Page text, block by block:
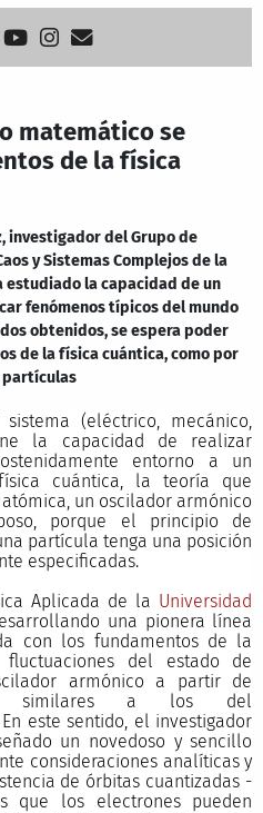
matemático se
de la física
investigador del Grupo de
y Sistemas Complejos de la
estudiado la capacidad de un
fenómenos típicos del mundo
obtenidos, se espera poder
de la física cuántica, como por
partículas
(eléctrico, mecánico,
la capacidad de realizar
entorno a un
cuántica, la teoría que
un oscilador armónico
porque el principio de
partícula tenga una posición
especificadas.
Aplicada de la Universidad
una pionera línea
con los fundamentos de la
del estado de
armónico a partir de
similares a los del
este sentido, el investigador
un novedoso y sencillo
consideraciones analíticas y
de órbitas cuantizadas -
que los electrones pueden